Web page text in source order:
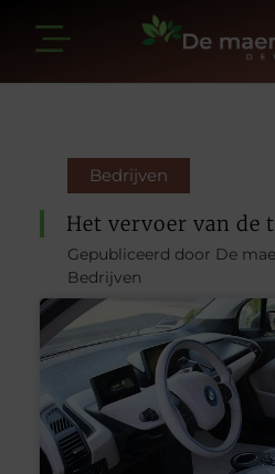
Bedrijven
Het vervoer van de
Gepubliceerd door De
Bedrijven